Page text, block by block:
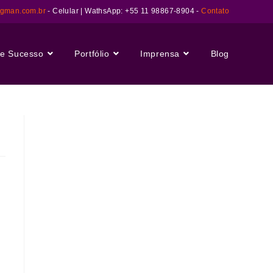
- Celular | WathsApp: +55 11 98867-8904 -Contato
Sucesso Portfólio Imprensa Blog